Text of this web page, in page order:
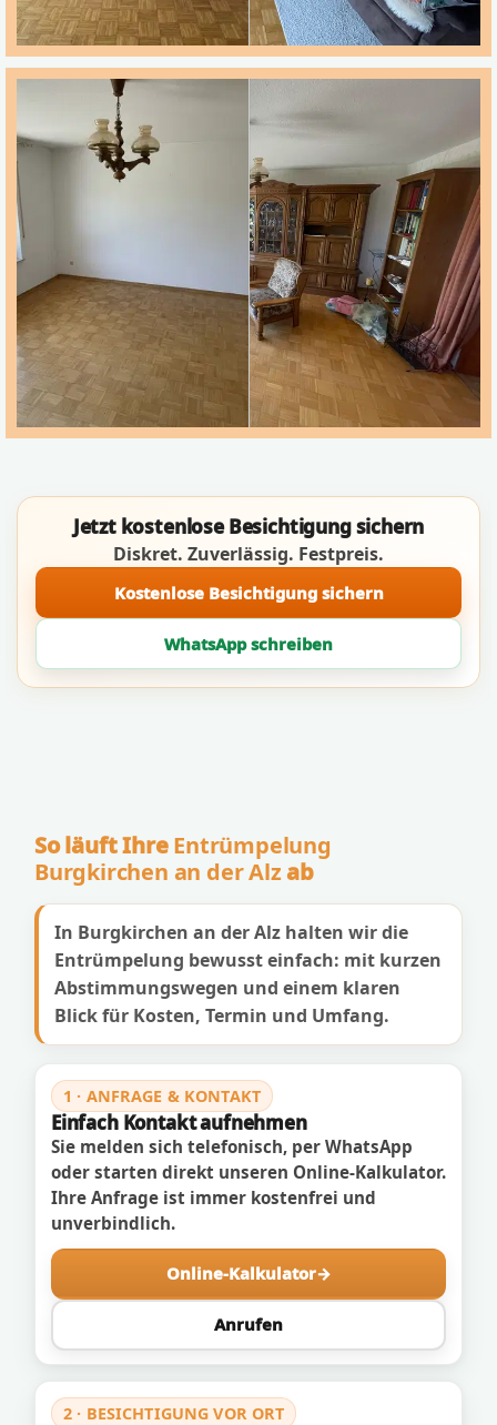
Jetzt kostenlose Besichtigung sichern
Diskret. Zuverlässig. Festpreis.
Kostenlose Besichtigung sichern
WhatsApp schreiben
So läuft IhreEntrümpelung
Burgkirchen an der Alzab
In Burgkirchen an der Alz halten wir die
Entrümpelung bewusst einfach: mit kurzen
Abstimmungswegen und einem klaren
Blick für Kosten, Termin und Umfang.
1 · ANFRAGE & KONTAKT
Einfach Kontakt aufnehmen
Sie melden sich telefonisch, per WhatsApp
oder starten direkt unseren Online-Kalkulator.
Ihre Anfrage ist immer kostenfrei und
unverbindlich.
Online-Kalkulator
Anrufen
2 · BESICHTIGUNG VOR ORT